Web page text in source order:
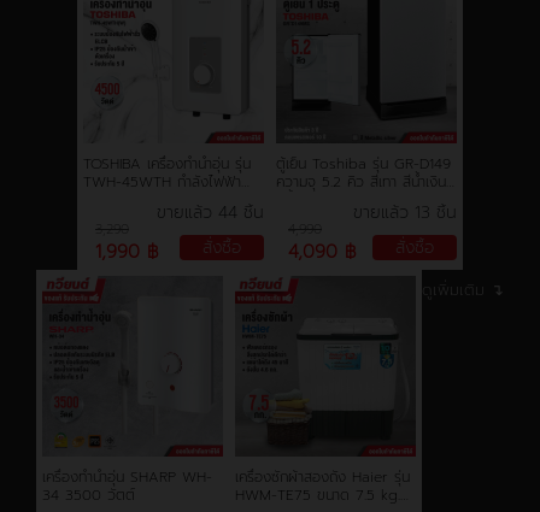
TOSHIBA เครื่องทำน้ำอุ่น รุ่น
TWH-45WTH กำลังไฟฟ้า
3,290
1,990 ฿
ขายแล้ว 44 ชิ้น
สั่งซื้อ
ตู้เย็น Toshiba รุ่น GR-D149
ความจุ 5.2 คิว สีเทา สีน้ำเงิน
4,990
4,090 ฿
ขายแล้ว 13 ชิ้น
สั่งซื้อ
เครื่องทำน้ำอุ่น SHARP WH-
34 3500 วัตต์
เครื่องซักผ้าสองถัง Haier รุ่น
HWM-TE75 ขนาด 7.5 kg.
ดูเพิ่มเติม ↴
สมัครงาน
ข้อกำหนดและเงื่อนไข
นโยบายความเป็นส่วนตัว